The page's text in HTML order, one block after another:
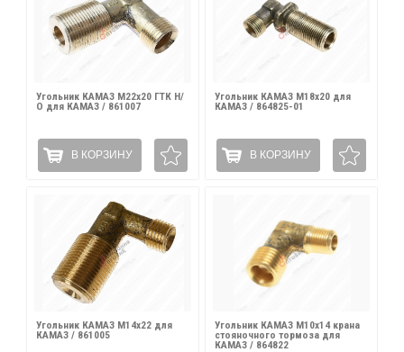
Угольник КАМАЗ М22х20 ГТК Н/
О для КАМАЗ / 861007
В КОРЗИНУ
Угольник КАМАЗ М18х20 для
КАМАЗ / 864825-01
В КОРЗИНУ
Угольник КАМАЗ М14х22 для
КАМАЗ / 861005
Угольник КАМАЗ М10х14 крана
стояночного тормоза для
КАМАЗ / 864822